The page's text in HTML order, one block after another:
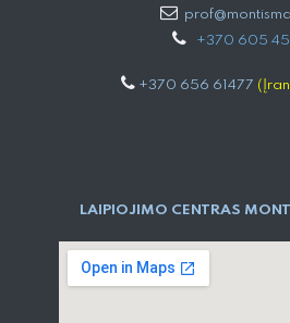
+370 605
+370 656 61477
LAIPIOJIMO CENTRAS